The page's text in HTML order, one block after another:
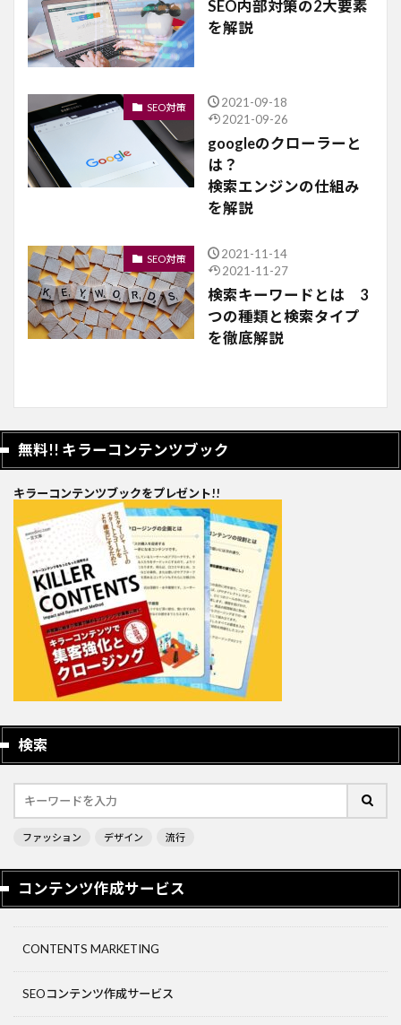
SEO内部対策の2大要素
を解説
SEO対策
2021-09-18
2021-09-26
googleのクローラーと
は？
検索エンジンの仕組み
を解説
SEO対策
2021-11-14
2021-11-27
検索キーワードとは 3
つの種類と検索タイプ
を徹底解説
無料!! キラーコンテンツブック
キラーコンテンツブックをプレゼント!!
検索
ファッション デザイン 流行
コンテンツ作成サービス
CONTENTS MARKETING
SEOコンテンツ作成サービス